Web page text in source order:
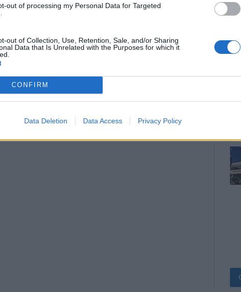
out of processing my Personal Data for Targeted
out of Collection, Use, Retention, Sale, and/or Sharing
Data that Is Unrelated with the Purposes for which it
CONFIRM
Data Deletion Data Access Privacy Policy